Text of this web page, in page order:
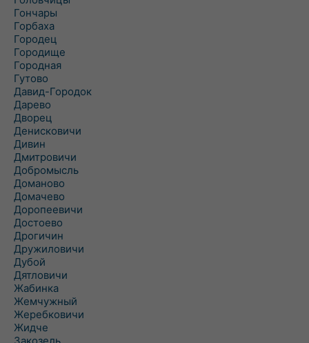
Гончары
Горбаха
Городец
Городище
Городная
Гутово
Давид-Городок
Дарево
Дворец
Денисковичи
Дивин
Дмитровичи
Добромысль
Доманово
Домачево
Доропеевичи
Достоево
Дрогичин
Дружиловичи
Дубой
Дятловичи
Жабинка
Жемчужный
Жеребковичи
Жидче